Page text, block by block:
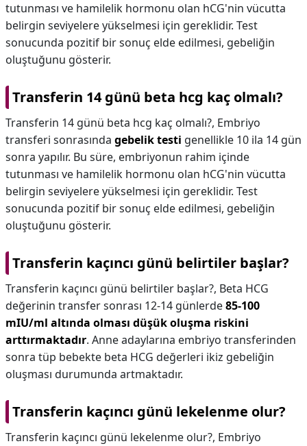
tutunması ve hamilelik hormonu olan hCG'nin vücutta
belirgin seviyelere yükselmesi için gereklidir. Test
sonucunda pozitif bir sonuç elde edilmesi, gebeliğin
oluştuğunu gösterir.
Transferin 14 günü beta hcg kaç olmalı?
Transferin 14 günü beta hcg kaç olmalı?, Embriyo
transferi sonrasında gebelik testi genellikle 10 ila 14 gün
sonra yapılır. Bu süre, embriyonun rahim içinde
tutunması ve hamilelik hormonu olan hCG'nin vücutta
belirgin seviyelere yükselmesi için gereklidir. Test
sonucunda pozitif bir sonuç elde edilmesi, gebeliğin
oluştuğunu gösterir.
Transferin kaçıncı günü belirtiler başlar?
Transferin kaçıncı günü belirtiler başlar?, Beta HCG
değerinin transfer sonrası 12-14 günlerde85-100
mIU/ml altında olması düşük oluşma riskini
arttırmaktadır. Anne adaylarına embriyo transferinden
sonra tüp bebekte beta HCG değerleri ikiz gebeliğin
oluşması durumunda artmaktadır.
Transferin kaçıncı günü lekelenme olur?
Transferin kaçıncı günü lekelenme olur?, Embriyo